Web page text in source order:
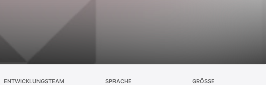
ENTWICKLUNGSTEAM SPRACHE GRÖSSE